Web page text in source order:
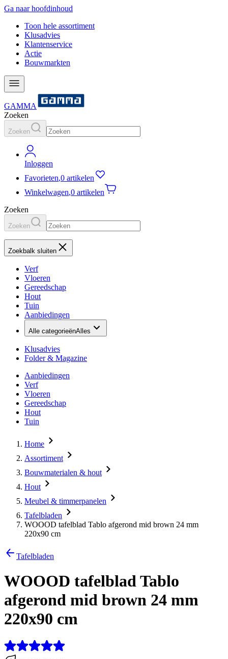
Ga naar hoofdinhoud
Toon hele assortiment
Klusadvies
Klantenservice
Actie
Bouwmarkten
GAMMA
Zoeken
Zoeken
Inloggen
Favorieten,0 artikelen
Winkelwagen,0 artikelen
Zoeken
Zoeken
Zoekbalk sluiten
Verf
Vloeren
Gereedschap
Hout
Tuin
Aanbiedingen
Alle categorieënAlles
Klusadvies
Folder & Magazine
Aanbiedingen
Verf
Vloeren
Gereedschap
Hout
Tuin
Home
Assortiment
Bouwmaterialen & hout
Hout
Meubel & timmerpanelen
Tafelbladen
WOOOD tafelblad Tablo afgerond mid brown 24 mm
220x90 cm
Tafelbladen
WOOOD tafelblad Tablo
afgerond mid brown 24 mm
220x90 cm